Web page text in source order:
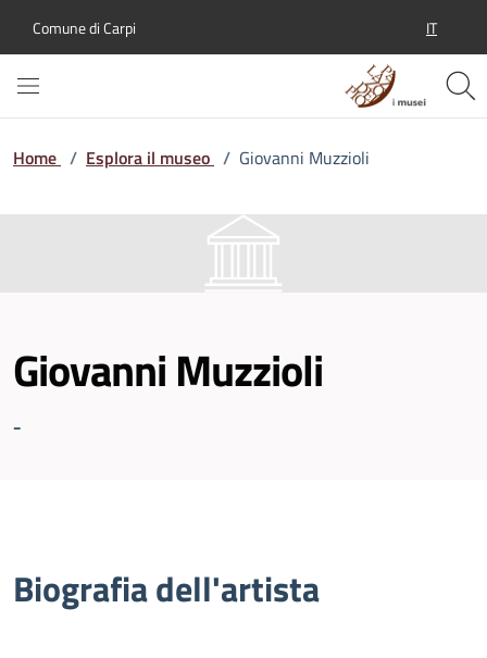
Comune di Carpi IT
Home / Esplora il museo / Giovanni Muzzioli
Giovanni Muzzioli
-
Biografia dell'artista